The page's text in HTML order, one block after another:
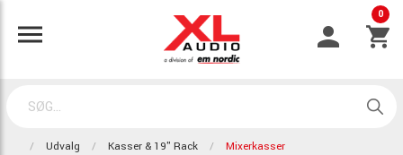
0
Udvalg Kasser & 19" Rack Mixerkasser